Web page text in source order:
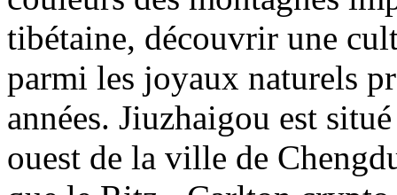
tibétaine, découvrir une
parmi les joyaux naturels
années. Jiuzhaigou est
ouest de la ville de